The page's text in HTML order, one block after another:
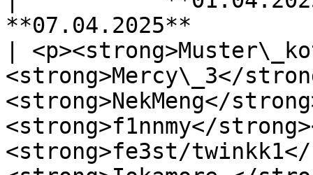
**07.04.2025**
|
<strong>Mercy\_3</
<strong>NekMeng</
<strong>f1nnmy</
<strong>fe3st/twinkk1</